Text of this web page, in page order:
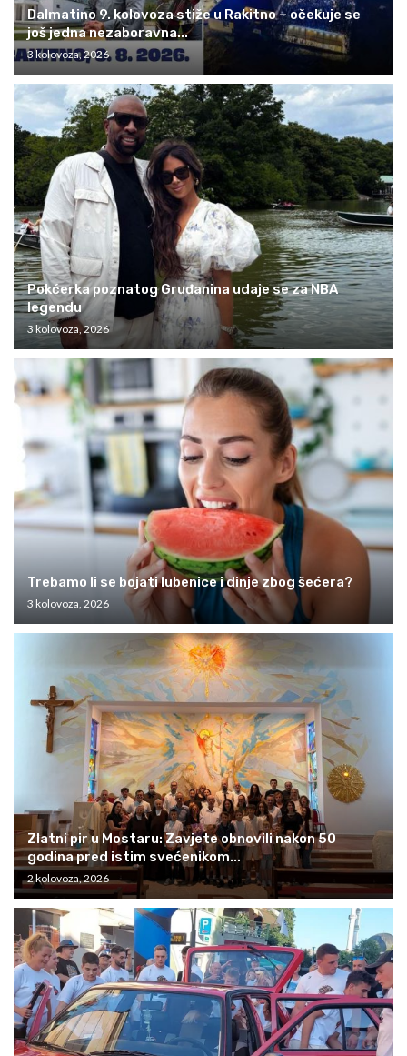
Dalmatino 9. kolovoza stiže u Rakitno – očekuje se
još jedna nezaboravna...
3 kolovoza, 2026
Pokćerka poznatog Gruđanina udaje se za NBA
legendu
3 kolovoza, 2026
Trebamo li se bojati lubenice i dinje zbog šećera?
3 kolovoza, 2026
Zlatni pir u Mostaru: Zavjete obnovili nakon 50
godina pred istim svećenikom...
2 kolovoza, 2026